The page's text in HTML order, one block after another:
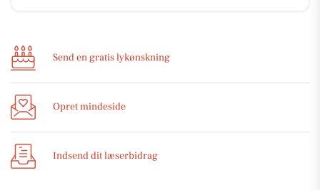
Send en gratis lykønskning
Opret mindeside
Indsend dit læserbidrag